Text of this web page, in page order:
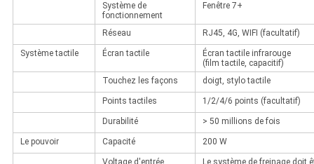
Système de
fonctionnement
Fenêtre 7+
Réseau RJ45, 4G, WIFI (facultatif)
Système tactile Écran tactile
Écran tactile infrarouge
(film tactile, capacitif)
Touchez les façons
doigt, stylo tactile
Points tactiles 1/2/4/6 points (facultatif)
Durabilité > 50 millions de fois
Le pouvoir Capacité 200 W